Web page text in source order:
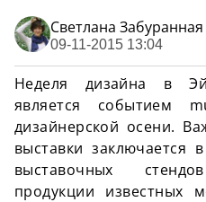
Светлана Забуранная
09-11-2015 13:04
Неделя дизайна в
является событием
дизайнерской осени.
выставки заключается
выставочных
продукции известных